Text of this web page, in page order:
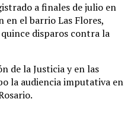
a finales de julio en
en el barrio Las Flores,
disparos contra la
de la Justicia y en las
la audiencia imputativa en